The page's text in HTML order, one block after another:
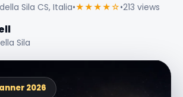
Sila CS, Italia•★★★★☆•213 views
Sila
2026